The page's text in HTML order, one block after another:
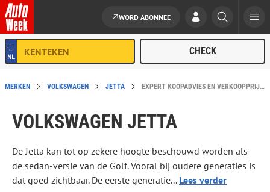
Ga naar de inhoud
WORD ABONNEE
MERKEN VOLKSWAGEN JETTA EXPERT KOOPADVIES EN VERKOOPPRIJS: VOLKSWAGEN JETTA
VOLKSWAGEN JETTA
De Jetta kan tot op zekere hoogte beschouwd worden als
de sedan-versie van de Golf. Vooral bij oudere generaties is
dat goed zichtbaar. De eerste generatie... Lees verder